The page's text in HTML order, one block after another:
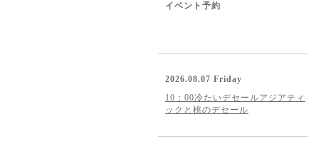
イベント予約
2026.08.07 Friday
10：00冷たいデセールアジアティ
ックと桃のデセール